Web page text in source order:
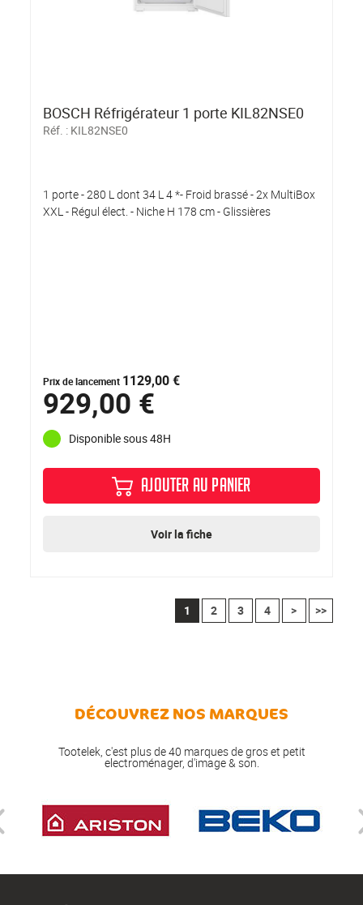
BOSCH Réfrigérateur 1 porte KIL82NSE0
Réf. : KIL82NSE0
1 porte - 280 L dont 34 L 4 *- Froid brassé - 2x MultiBox
XXL - Régul élect. - Niche H 178 cm - Glissières
Prix de lancement 1129,00 €
929,00 €
Disponible sous 48H
AJOUTER AU PANIER
Voir la fiche
1 2 3 4 > >>
DÉCOUVREZ NOS MARQUES
Tootelek, c'est plus de 40 marques de gros et petit
electroménager, d'image & son.